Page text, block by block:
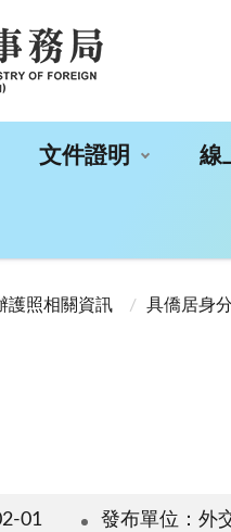
文件證明 線
護照相關資訊 具僑居身
01 發布單位：外